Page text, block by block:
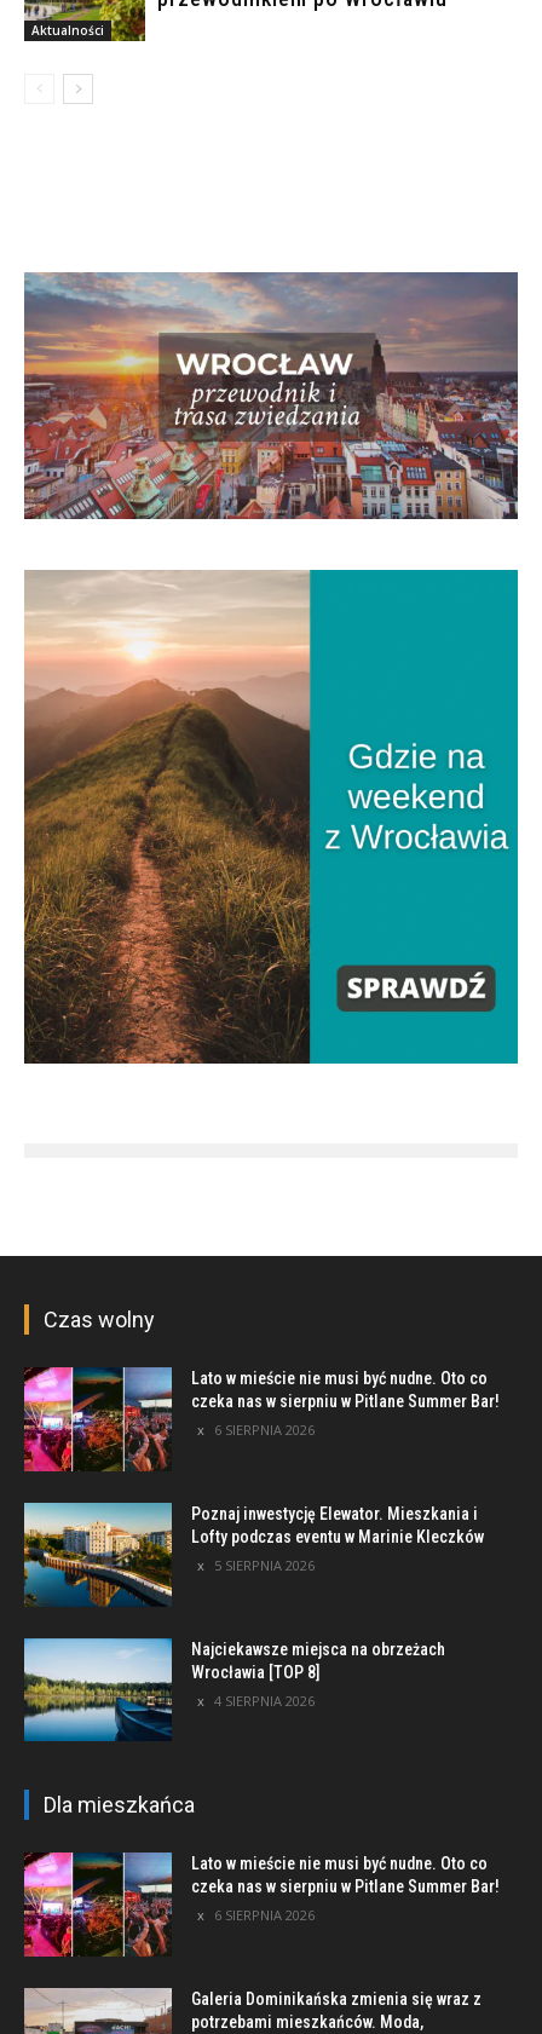
Aktualności
Czas wolny
Lato w mieście nie musi być nudne. Oto co
czeka nas w sierpniu w Pitlane Summer Bar!
6 SIERPNIA 2026
Poznaj inwestycję Elewator. Mieszkania i
Lofty podczas eventu w Marinie Kleczków
5 SIERPNIA 2026
Najciekawsze miejsca na obrzeżach
Wrocławia [TOP 8]
4 SIERPNIA 2026
Dla mieszkańca
Lato w mieście nie musi być nudne. Oto co
czeka nas w sierpniu w Pitlane Summer Bar!
6 SIERPNIA 2026
Galeria Dominikańska zmienia się wraz z
potrzebami mieszkańców. Moda,